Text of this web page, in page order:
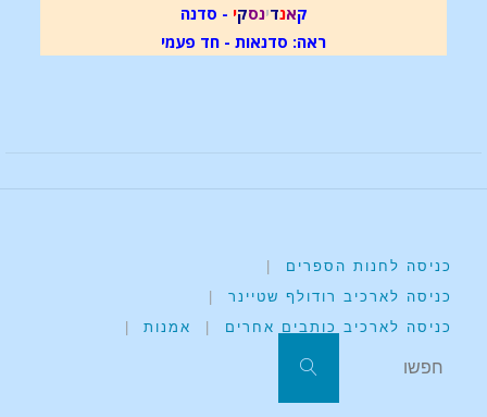
קאנדינסקי - סדנה
ראה: סדנאות - חד פעמי
כניסה לחנות הספרים
כניסה לארכיב רודולף שטיינר
כניסה לארכיב כותבים אחרים
אמנות